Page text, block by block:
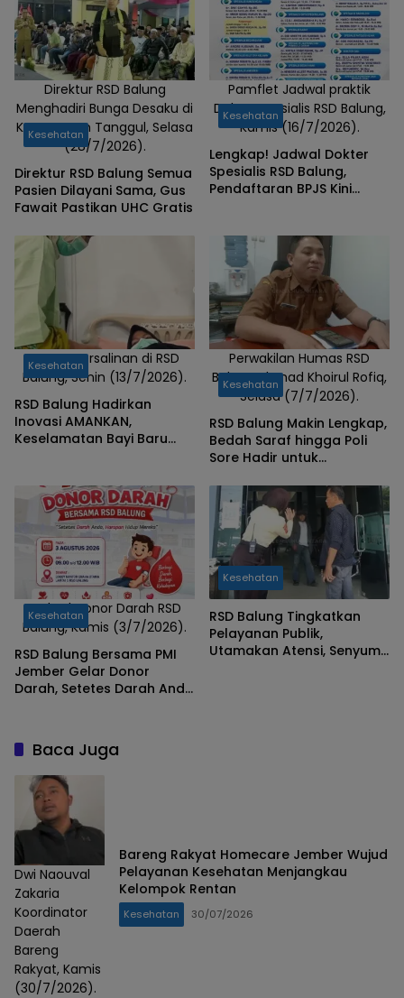
Direktur RSD Balung
Menghadiri Bunga Desaku di
Kecamatan Tanggul, Selasa
(28/7/2026).
Kesehatan
Direktur RSD Balung Semua
Pasien Dilayani Sama, Gus
Fawait Pastikan UHC Gratis
Pamflet Jadwal praktik
Dokter spesialis RSD Balung,
Kamis (16/7/2026).
Kesehatan
Lengkap! Jadwal Dokter
Spesialis RSD Balung,
Pendaftaran BPJS Kini
Proses Persalinan di RSD
Balung, Senin (13/7/2026).
Kesehatan
RSD Balung Hadirkan
Inovasi AMANKAN,
Keselamatan Bayi Baru
Perwakilan Humas RSD
Balung Ahmad Khoirul Rofiq,
Selasa (7/7/2026).
Kesehatan
RSD Balung Makin Lengkap,
Bedah Saraf hingga Poli
Sore Hadir untuk
Jadwal Donor Darah RSD
Balung, Kamis (3/7/2026).
Kesehatan
RSD Balung Bersama PMI
Jember Gelar Donor
Darah, Setetes Darah Anda
Kesehatan
RSD Balung Tingkatkan
Pelayanan Publik,
Utamakan Atensi, Senyum,
Baca Juga
Dwi Naouval
Zakaria
Koordinator
Daerah
Bareng
Rakyat, Kamis
(30/7/2026).
Bareng Rakyat Homecare Jember Wujud
Pelayanan Kesehatan Menjangkau
Kelompok Rentan
Kesehatan 30/07/2026